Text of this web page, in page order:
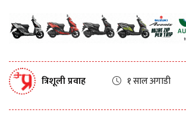
त्रिशूली प्रवाह १ साल अगाडी